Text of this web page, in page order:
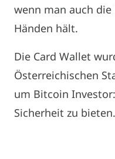
wenn man auch
Händen hält.
Die Card Wallet
Österreichischen
um Bitcoin
Sicherheit zu bieten.